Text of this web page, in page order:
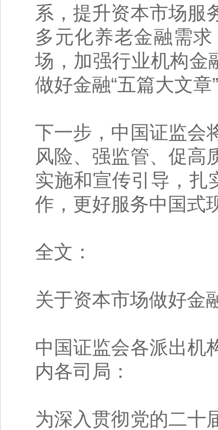
系，提升资本市场服
多元化养老金融需
场，加强行业机构金
做好金融“五篇大文
下一步，中国证监会
风险、强监管、促高
实施和宣传引导，扎
作，更好服务中国式
全文：
关于资本市场做好金
中国证监会各派出机
内各司局：
为深入贯彻党的二十